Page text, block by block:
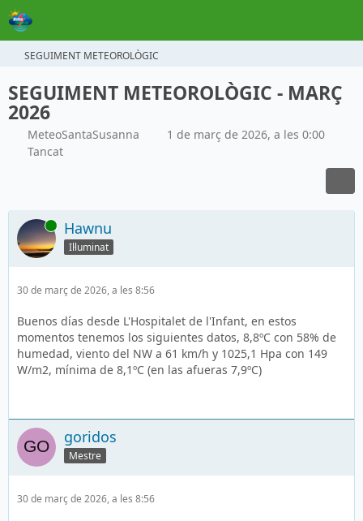
SEGUIMENT METEOROLÒGIC
SEGUIMENT METEOROLÒGIC - MARÇ
2026
MeteoSantaSusanna
1 de març de 2026, a les 0:00
Tancat
En línia Hawnu
Il·luminat
30 de març de 2026, a les 8:56
Buenos días desde L'Hospitalet de l'Infant, en estos
momentos tenemos los siguientes datos, 8,8ºC con 58% de
humedad, viento del NW a 61 km/h y 1025,1 Hpa con 149
W/m2, mínima de 8,1ºC (en las afueras 7,9ºC)
goridos
Mestre
30 de març de 2026, a les 8:56